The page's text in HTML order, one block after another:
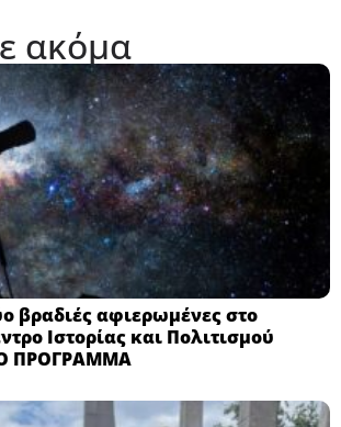
ακόμα
βραδιές αφιερωμένες στο
Ιστορίας και Πολιτισμού
ΠΡΟΓΡΑΜΜΑ